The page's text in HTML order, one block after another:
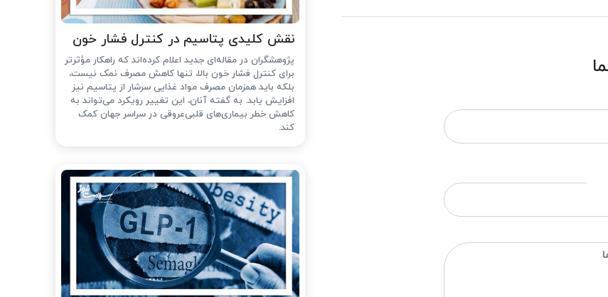
نقش کلیدی پتاسیم در کنترل فشار خون
پژوهشگران در مقاله‌ای جدید اعلام کرده‌اند که راهکار مؤثرتر
برای کنترل فشار خون بالا، تنها کاهش مصرف نمک نیست،
بلکه باید همزمان مصرف مواد غذایی سرشار از پتاسیم نیز
افزایش یابد. به گفته آنان، این تغییر رویکرد می‌تواند به
کاهش خطر بیماری‌های قلبی‌عروقی در سراسر جهان کمک
کند.